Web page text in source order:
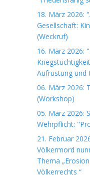
18. März 2026:
Gesellschaft:
(Weckruf)
16. März 2026:
Aufrüstung und
06. März 2026:
(Workshop)
05. März 2026:
Wehrpflicht:
21. Februar
Völkermord
Thema
Völkerrechts “